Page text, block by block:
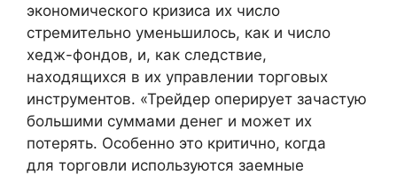
экономического кризиса их число
стремительно уменьшилось, как и число
хедж-фондов, и, как следствие,
находящихся в их управлении торговых
инструментов. «Трейдер оперирует зачастую
большими суммами денег и может их
потерять. Особенно это критично, когда
для торговли используются заемные